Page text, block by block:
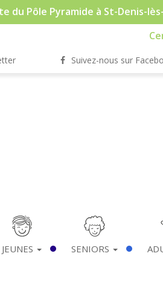
du Pôle Pyramide à St-Denis-
Suivez-nous sur
JEUNES SENIORS